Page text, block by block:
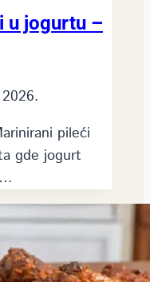
u jogurtu –
pileći
gde jogurt